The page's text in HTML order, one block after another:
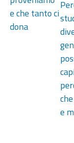
e che tanto ci
dona
e